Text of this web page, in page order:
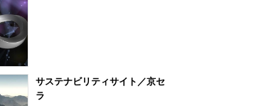
サステナビリティサイト／京セ
ラ